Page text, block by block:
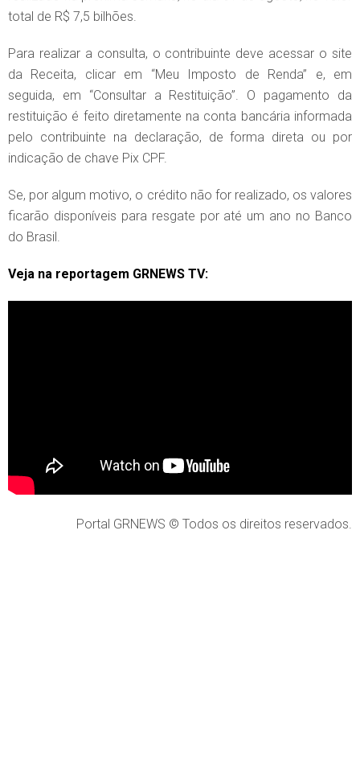
total de R$ 7,5 bilhões.
Para realizar a consulta, o contribuinte deve acessar o site
da Receita, clicar em “Meu Imposto de Renda” e, em
seguida, em “Consultar a Restituição”. O pagamento da
restituição é feito diretamente na conta bancária informada
pelo contribuinte na declaração, de forma direta ou por
indicação de chave Pix CPF.
Se, por algum motivo, o crédito não for realizado, os valores
ficarão disponíveis para resgate por até um ano no Banco
do Brasil.
Veja na reportagem GRNEWS TV:
Portal GRNEWS © Todos os direitos reservados.